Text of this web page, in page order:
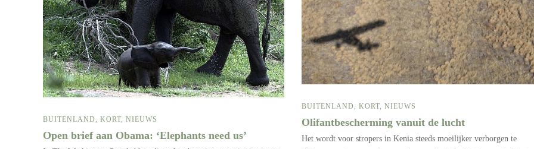
BUITENLAND, KORT, NIEUWS
Open brief aan Obama: ‘Elephants need us’
BUITENLAND, KORT, NIEUWS
Olifantbescherming vanuit de lucht
Het wordt voor stropers in Kenia steeds moeilijker verborgen te